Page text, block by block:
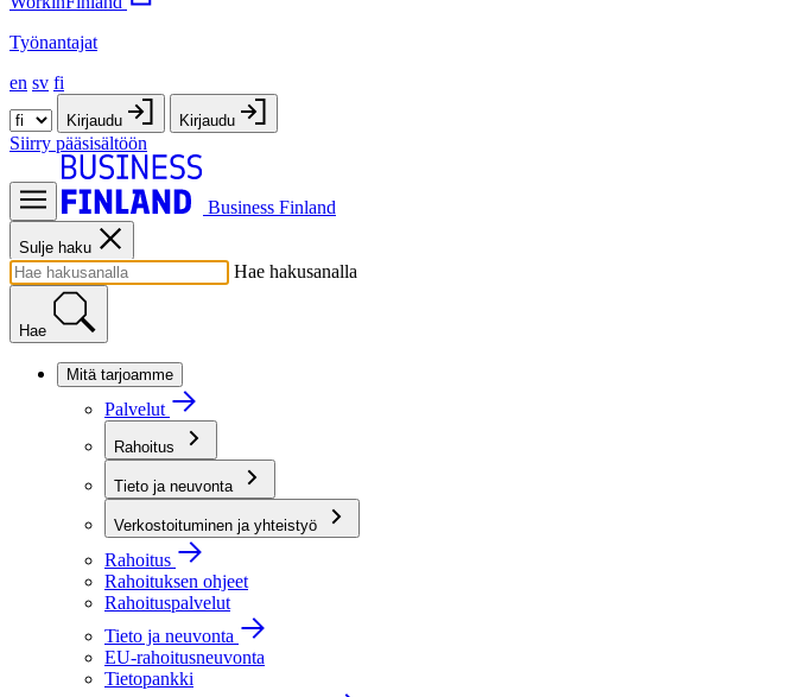
Työnantajat
en sv fi
Kirjaudu Kirjaudu
Siirry pääsisältöön
Business Finland
Sulje haku
Hae hakusanalla
Hae
Mitä tarjoamme
Palvelut
Rahoitus
Tieto ja neuvonta
Verkostoituminen ja yhteistyö
Rahoitus
Rahoituksen ohjeet
Rahoituspalvelut
Tieto ja neuvonta
EU-rahoitusneuvonta
Tietopankki